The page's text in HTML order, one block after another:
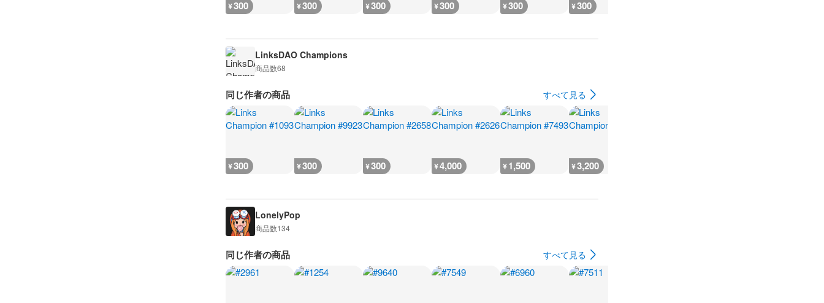
¥300 ¥300 ¥300 ¥300 ¥300 ¥300
LinksDAO Champions
商品数68
同じ作者の商品 すべて見る
¥300 ¥300 ¥300 ¥4,000 ¥1,500 ¥3,200
LonelyPop
商品数134
同じ作者の商品 すべて見る